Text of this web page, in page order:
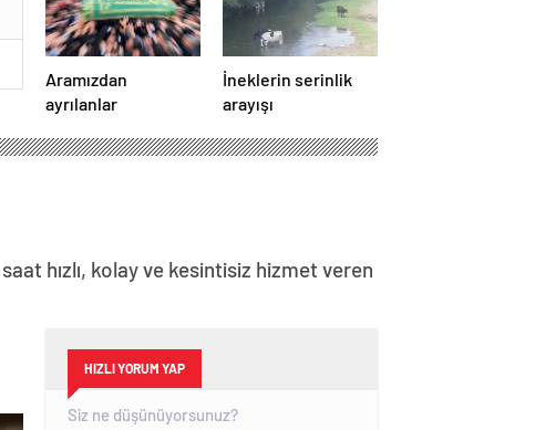
Aramızdan
ayrılanlar
İneklerin serinlik
arayışı
hızlı, kolay ve kesintisiz hizmet veren
HIZLI YORUM YAP